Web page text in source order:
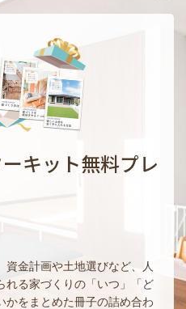
キット無料プレ
金計画や土地選びなど、人
れる家づくりの「いつ」「ど
かをまとめた冊子の詰め合わ